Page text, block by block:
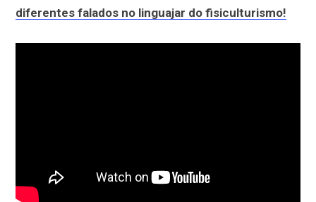
diferentes falados no linguajar do fisiculturismo!